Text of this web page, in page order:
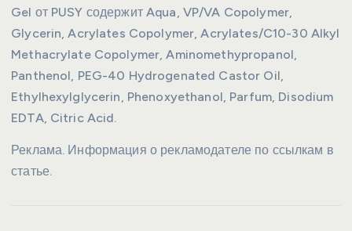
Gel от PUSY содержит Aqua, VP/VA Copolymer,
Glycerin, Acrylates Copolymer, Acrylates/C10-30 Alkyl
Methacrylate Copolymer, Aminomethypropanol,
Panthenol, PEG-40 Hydrogenated Castor Oil,
Ethylhexylglycerin, Phenoxyethanol, Parfum, Disodium
EDTA, Citric Acid.
Реклама. Информация о рекламодателе по ссылкам в
статье.